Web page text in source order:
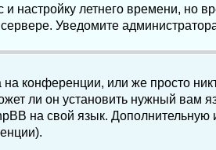
настройку летнего времени, но
Уведомите
конференции, или же просто
ли он установить нужный вам
на свой язык.